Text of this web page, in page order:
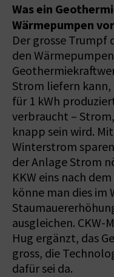
Was ein
Wärmepumpen
Der grosse Trumpf
den
Strom liefern
für 1 kWh
verbraucht –
knapp sein wird.
Winterstrom
der Anlage Strom
KKW eins nach
könne man dies
ausgleichen. CKW-
Hug ergänzt, das
gross, die
dafür sei da.